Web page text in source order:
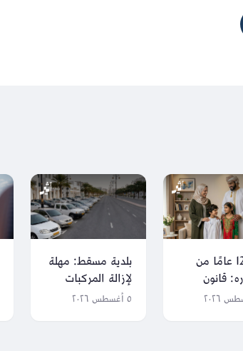
بعد 12 عامًا من
قانون
تحت
بلدية مسقط: مهلة
لإزالة المركبات
المعروضة للبيع
٥ أغسطس ٢٠٢٦